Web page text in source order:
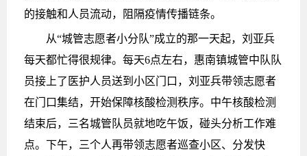
的接触和人员流动，阻隔疫情传播链条。
从“城管志愿者小分队”成立的那一天起，刘亚兵
每天都忙得很规律。每天6点左右，惠南镇城管中队队
员接上了医护人员送到小区门口，刘亚兵带领志愿者
在门口集结，开始保障核酸检测秩序。中午核酸检测
结束后，三名城管队员就地吃午饭，碰头分析工作难
点。下午，三个人再带领志愿者巡查小区、分发快